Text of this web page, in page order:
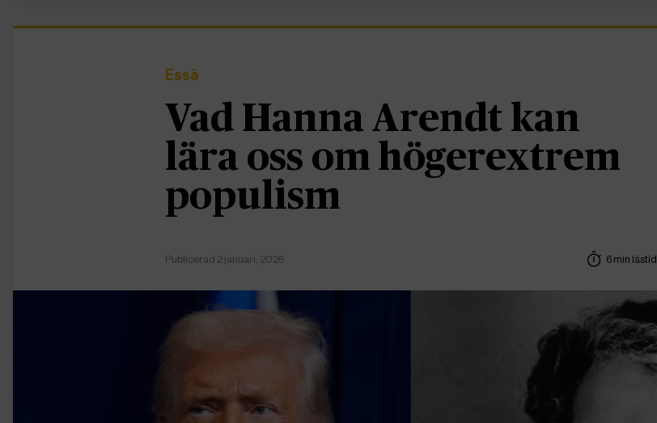
Essä
Vad Hanna Arendt kan
lära oss om högerextrem
populism
Publicerad 2 januari, 2026 6 min lästid